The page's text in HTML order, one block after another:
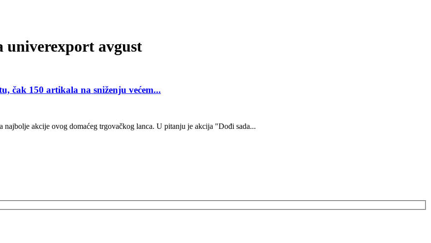
univerexport avgust
čak 150 artikala na sniženju većem...
akcije ovog domaćeg trgovačkog lanca. U pitanju je akcija "Dođi sada...